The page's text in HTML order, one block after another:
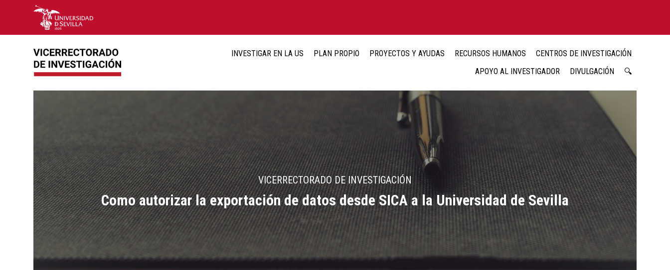
INVESTIGAR EN LA US PLAN PROPIO PROYECTOS Y AYUDAS RECURSOS HUMANOS
CENTROS DE INVESTIGACIÓN
APOYO AL INVESTIGADOR
DIVULGACIÓN 🔍
VICERRECTORADO DE INVESTIGACIÓN
Como autorizar la exportación de datos desde SICA a la Universidad de Sevilla